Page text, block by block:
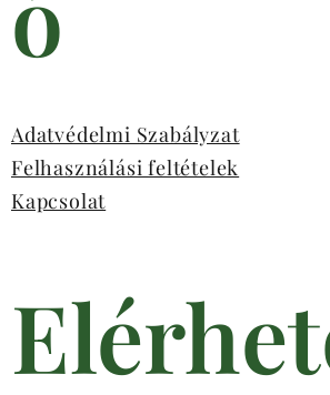
Adatvédelmi Szabályzat
Felhasználási feltételek
Kapcsolat